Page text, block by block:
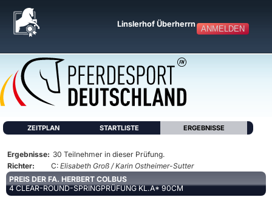
ANMELDEN
Linslerhof Überherrn
ZEITPLAN STARTLISTE ERGEBNISSE
Ergebnisse: 30 Teilnehmer in dieser Prüfung.
Richter:
C: Elisabeth Groß / Karin Ostheimer-Sutter
PREIS DER FA. HERBERT COLBUS
4 CLEAR-ROUND-SPRINGPRÜFUNG KL.A* 90CM